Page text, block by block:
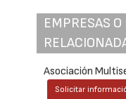
EMPRESAS
Asociación
Solicitar